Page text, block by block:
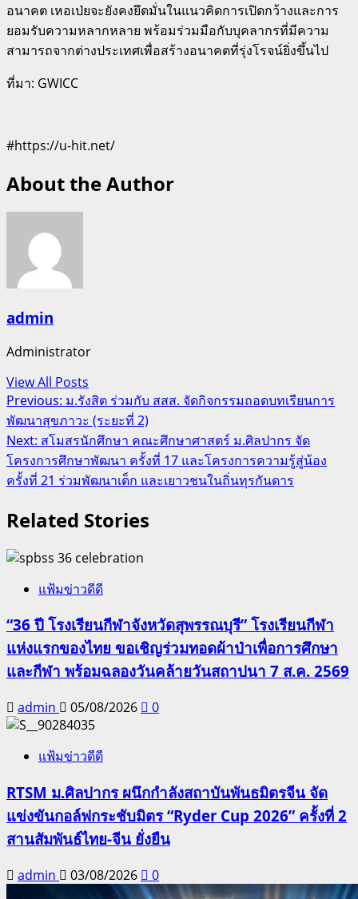
อนาคต เหอเป่ยจะยังคงยึดมั่นในแนวคิดการเปิดกว้างและการ
ยอมรับความหลากหลาย พร้อมร่วมมือกับบุคลากรที่มีความ
สามารถจากต่างประเทศเพื่อสร้างอนาคตที่รุ่งโรจน์ยิ่งขึ้นไป
ที่มา: GWICC
#https://u-hit.net/
About the Author
admin
Administrator
View All Posts
Post
navigation
Previous: ม.รังสิต ร่วมกับ สสส. จัดกิจกรรมถอดบทเรียนการ
พัฒนาสุขภาวะ (ระยะที่ 2)
Next: สโมสรนักศึกษา คณะศึกษาศาสตร์ ม.ศิลปากร จัด
โครงการศึกษาพัฒนา ครั้งที่ 17 และโครงการความรู้สู่น้อง
ครั้งที่ 21 ร่วมพัฒนาเด็ก และเยาวชนในถิ่นทุรกันดาร
Related Stories
แฟ้มข่าวดีดี
“36 ปี โรงเรียนกีฬาจังหวัดสุพรรณบุรี” โรงเรียนกีฬา
แห่งแรกของไทย ขอเชิญร่วมทอดผ้าป่าเพื่อการศึกษา
และกีฬา พร้อมฉลองวันคล้ายวันสถาปนา 7 ส.ค. 2569
admin 05/08/2026 0
แฟ้มข่าวดีดี
RTSM ม.ศิลปากร ผนึกกำลังสถาบันพันธมิตรจีน จัด
แข่งขันกอล์ฟกระชับมิตร “Ryder Cup 2026” ครั้งที่ 2
สานสัมพันธ์ไทย-จีน ยั่งยืน
admin 03/08/2026 0